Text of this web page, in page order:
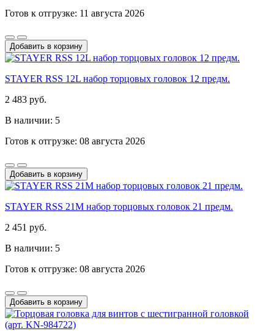
Готов к отгрузке: 11 августа 2026
Добавить в корзину
STAYER RSS 12L набор торцовых головок 12 предм.
2 483 руб.
В наличии: 5
Готов к отгрузке: 08 августа 2026
Добавить в корзину
STAYER RSS 21M набор торцовых головок 21 предм.
2 451 руб.
В наличии: 5
Готов к отгрузке: 08 августа 2026
Добавить в корзину